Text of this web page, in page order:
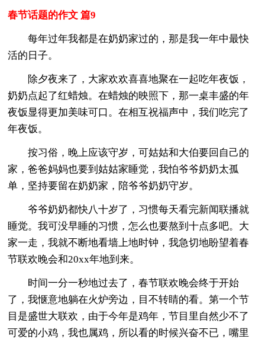
春节话题的作文 篇9
每年过年我都是在奶奶家过的，那是我一年中最快
活的日子。
除夕夜来了，大家欢欢喜喜地聚在一起吃年夜饭，
奶奶点起了红蜡烛。在蜡烛的映照下，那一桌丰盛的年
夜饭显得更加美味可口。在相互祝福声中，我们吃完了
年夜饭。
按习俗，晚上应该守岁，可姑姑和大伯要回自己的
家，爸爸妈妈也要到姑姑家睡觉，我怕爷爷奶奶太孤
单，坚持要留在奶奶家，陪爷爷奶奶守岁。
爷爷奶奶都快八十岁了，习惯每天看完新闻联播就
睡觉。我可没早睡的习惯，怎么也要熬到十点多吧。大
家一走，我就不断地看墙上地时钟，我急切地盼望着春
节联欢晚会和20xx年地到来。
时间一分一秒地过去了，春节联欢晚会终于开始
了，我惬意地躺在火炉旁边，目不转睛的看。第一个节
目是盛世大联欢，由于今年是鸡年，节目里自然少不了
可爱的小鸡，我也属鸡，所以看的时候兴奋不已，嘴里